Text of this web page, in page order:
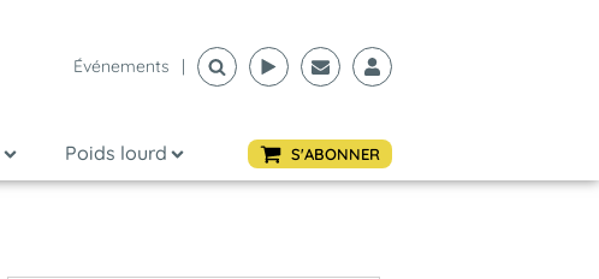
Événements |
Poids lourd S'ABONNER